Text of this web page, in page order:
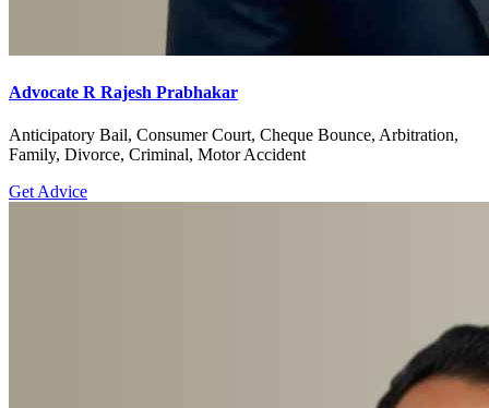
Advocate R Rajesh Prabhakar
Anticipatory Bail, Consumer Court, Cheque Bounce, Arbitration,
Family, Divorce, Criminal, Motor Accident
Get Advice